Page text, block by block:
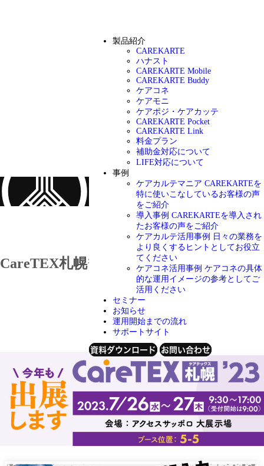
製品紹介
CAREKARTE
ハナスト
CAREKARTE Mobile
CAREKARTE Buddy
ケアコネ
ケアモニ
ケアポジ・ケアカッテ
CAREKARTE Pocket
CAREKARTE Link
料金プラン
補助金対応について
LIFE対応について
事例
ケアカルテマニア CAREKARTEを
特に使いこなしているお客様の声
をご紹介
導入事例 CAREKARTEを導入され
たお客様の声をご紹介
ケアカルテ活用事例
日々の業務を
より良くするヒントとしてお役立
てください
ケアコネ活用事例 ケアコネの具体
的な運用イメージの参考としてご
活用ください
セミナー
お知らせ
運用開始までの流れ
サポートサイト
資料ダウンロード お問い合わせ
お知らせ
CareTEX札幌’23に出展します